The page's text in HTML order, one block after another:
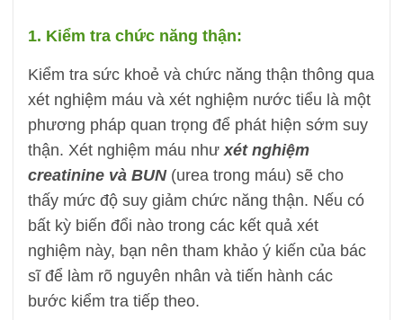
1. Kiểm tra chức năng thận:
Kiểm tra sức khoẻ và chức năng thận thông qua
xét nghiệm máu và xét nghiệm nước tiểu là một
phương pháp quan trọng để phát hiện sớm suy
thận. Xét nghiệm máu như xét nghiệm
creatinine và BUN(urea trong máu) sẽ cho
thấy mức độ suy giảm chức năng thận. Nếu có
bất kỳ biến đổi nào trong các kết quả xét
nghiệm này, bạn nên tham khảo ý kiến ​​của bác
sĩ để làm rõ nguyên nhân và tiến hành các
bước kiểm tra tiếp theo.